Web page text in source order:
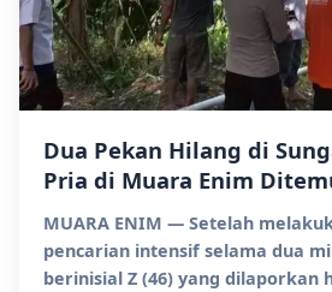
Dua Pekan Hilang di
Pria di Muara Enim
Mengapung
MUARA ENIM — Setelah
pencarian intensif selama dua
berinisial Z (46) yang dilaporkan